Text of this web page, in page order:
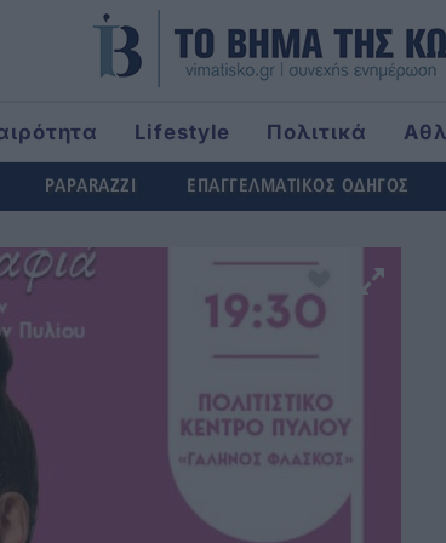
Lifestyle Πολιτικά
PAPARAZZI ΕΠΑΓΓΕΛΜΑΤΙΚΟΣ ΟΔΗΓΟΣ